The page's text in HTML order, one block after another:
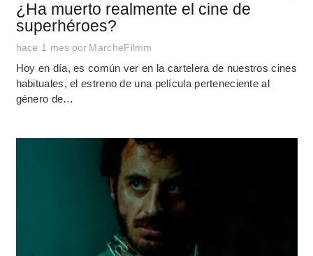
¿Ha muerto realmente el cine de
superhéroes?
hace 1 mes por MarcheFilmm
Hoy en día, es común ver en la cartelera de nuestros cines
habituales, el estreno de una película perteneciente al
género de…